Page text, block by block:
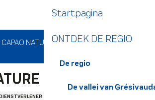
Startpagina
ONTDEK DE REGIO
De regio
De vallei van
CAPAO NATURE